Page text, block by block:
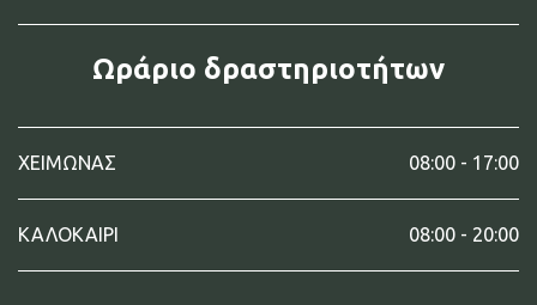
Ωράριο δραστηριοτήτων
ΧΕΙΜΩΝΑΣ 08:00 - 17:00
ΚΑΛΟΚΑΙΡΙ 08:00 - 20:00